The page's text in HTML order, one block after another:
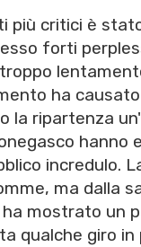
più critici è
forti
ha
la ripartenza
incredulo.
ma dalla
ha mostrato un
qualche giro